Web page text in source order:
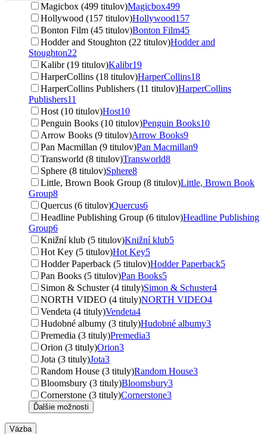
Magicbox (499 titulov)Magicbox499
Hollywood (157 titulov)Hollywood157
Bonton Film (45 titulov)Bonton Film45
Hodder and Stoughton (22 titulov)Hodder and
Stoughton22
Kalibr (19 titulov)Kalibr19
HarperCollins (18 titulov)HarperCollins18
HarperCollins Publishers (11 titulov)HarperCollins
Publishers11
Host (10 titulov)Host10
Penguin Books (10 titulov)Penguin Books10
Arrow Books (9 titulov)Arrow Books9
Pan Macmillan (9 titulov)Pan Macmillan9
Transworld (8 titulov)Transworld8
Sphere (8 titulov)Sphere8
Little, Brown Book Group (8 titulov)Little, Brown Book
Group8
Quercus (6 titulov)Quercus6
Headline Publishing Group (6 titulov)Headline Publishing
Group6
Knižní klub (5 titulov)Knižní klub5
Hot Key (5 titulov)Hot Key5
Hodder Paperback (5 titulov)Hodder Paperback5
Pan Books (5 titulov)Pan Books5
Simon & Schuster (4 tituly)Simon & Schuster4
NORTH VIDEO (4 tituly)NORTH VIDEO4
Vendeta (4 tituly)Vendeta4
Hudobné albumy (3 tituly)Hudobné albumy3
Premedia (3 tituly)Premedia3
Orion (3 tituly)Orion3
Jota (3 tituly)Jota3
Random House (3 tituly)Random House3
Bloomsbury (3 tituly)Bloomsbury3
Cornerstone (3 tituly)Cornerstone3
Ďalšie možnosti
Väzba